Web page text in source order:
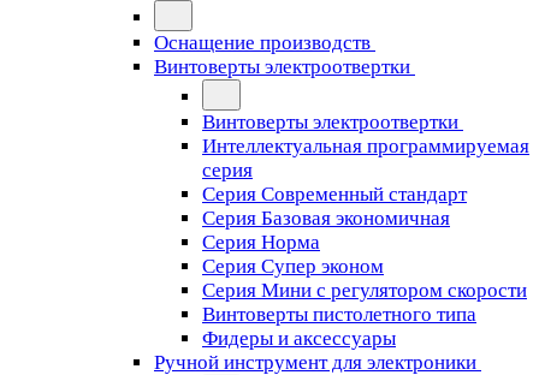
Оснащение производств
Винтоверты электроотвертки
Винтоверты электроотвертки
Интеллектуальная программируемая
серия
Серия Современный стандарт
Серия Базовая экономичная
Серия Норма
Серия Cупер эконом
Серия Мини с регулятором скорости
Винтоверты пистолетного типа
Фидеры и аксессуары
Ручной инструмент для электроники